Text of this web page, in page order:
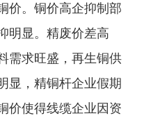
价。铜价高企抑制部
明显。精废价差高
需求旺盛，再生铜供
显，精铜杆企业假期
价使得线缆企业因资